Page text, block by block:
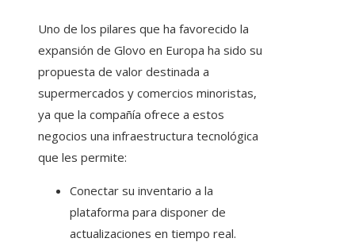
Uno de los pilares que ha favorecido la
expansión de Glovo en Europa ha sido su
propuesta de valor destinada a
supermercados y comercios minoristas,
ya que la compañía ofrece a estos
negocios una infraestructura tecnológica
que les permite:
Conectar su inventario a la
plataforma para disponer de
actualizaciones en tiempo real.